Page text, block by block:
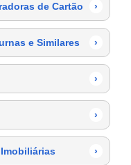
de Cartão ›
e Similares ›
›
›
›